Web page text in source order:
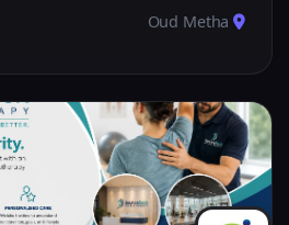
Oud Metha